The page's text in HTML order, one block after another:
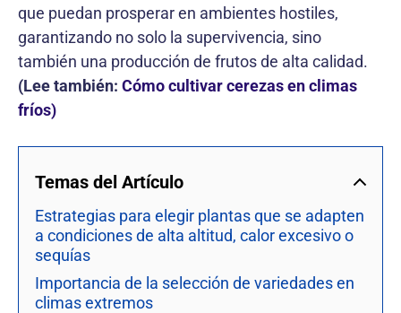
que puedan prosperar en ambientes hostiles,
garantizando no solo la supervivencia, sino
también una producción de frutos de alta calidad.
(Lee también: Cómo cultivar cerezas en climas
fríos)
Temas del Artículo
Estrategias para elegir plantas que se adapten
a condiciones de alta altitud, calor excesivo o
sequías
Importancia de la selección de variedades en
climas extremos